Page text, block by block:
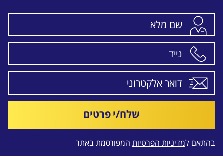
שלח/י פרטים
בהתאם למדיניות הפרטיות המפורסמת באתר